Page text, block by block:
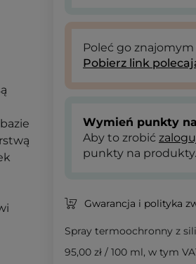
Poleć go
Pobierz link
Wymień punkty
Aby to zrobić
punkty na produkty.
Gwarancja i polityka
Spray termoochronny z
95,00 zł / 100 ml, w tym